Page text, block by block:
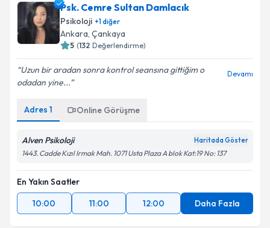
Psk. Cemre Sultan Damlacık
Psikoloji +1diğer
Ankara, Çankaya
5 (132 Değerlendirme)
Uzun bir aradan sonra kontrol seansına gittiğim o
odadan yine...
Devamı
Adres 1 Online Görüşme
Alven Psikoloji Haritada Göster
1443. Cadde Kızıl Irmak Mah. 1071 Usta Plaza A blok Kat:19 No: 137
En Yakın Saatler
10:00
11:00 12:00 Daha Fazla